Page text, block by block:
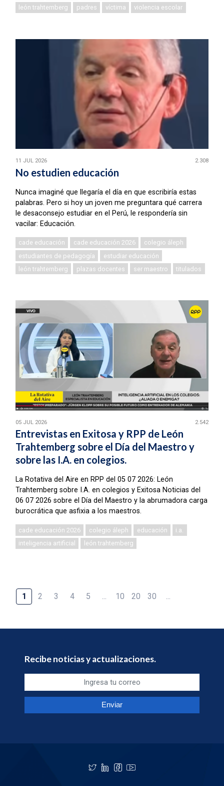
león trahtemberg
padres víctima violencia escolar
11 JUL 2026 2.308
No estudien educación
Nunca imaginé que llegaría el día en que escribiría estas
palabras. Pero si hoy un joven me preguntara qué carrera
le desaconsejo estudiar en el Perú, le respondería sin
vacilar: Educación.
cade educación cade educación 2026
colegio áleph
estudiantes de pedagogía
estudiar educación
león trahtemberg
plazas docentes ser maestro titulados
05 JUL 2026 2.542
Entrevistas en Exitosa y RPP de León
Trahtemberg sobre el Día del Maestro y
sobre las I.A. en colegios.
La Rotativa del Aire en RPP del 05 07 2026: León
Trahtemberg sobre I.A. en colegios y Exitosa Noticias del
06 07 2026 sobre el Día del Maestro y la abrumadora carga
burocrática que asfixia a los maestros.
cade educación 2026 colegio áleph educación
i.a.
inteligencia artificial
león trahtemberg
1 2 3 4 5 ... 10 20 30 ...
Recibe noticias y actualizaciones.